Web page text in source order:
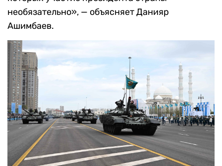
необязательно», — объясняет Данияр
Ашимбаев.